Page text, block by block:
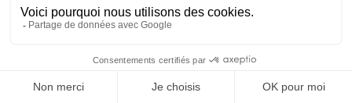
BLANC Traffic White RAL9016
au lieu de
521,60 €TTC −
ALARME & SÉCURITÉ
MAISON CONNECTÉE
VISIOPHONE & INTERPHONE
LUMINAIRES & ECLAIRAGE